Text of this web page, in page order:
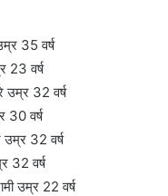
35 वर्ष
23 वर्ष
उम्र 32 वर्ष
30 वर्ष
उम्र 32 वर्ष
32 वर्ष
उम्र 22 वर्ष